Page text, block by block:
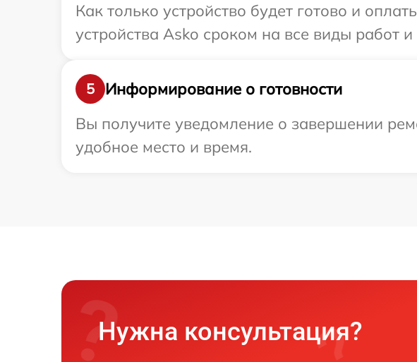
Как только устройство будет готово и
устройства Asko сроком на все виды работ и
5
Информирование о готовности
Вы получите уведомление о завершении
удобное место и время.
Нужна консультация?